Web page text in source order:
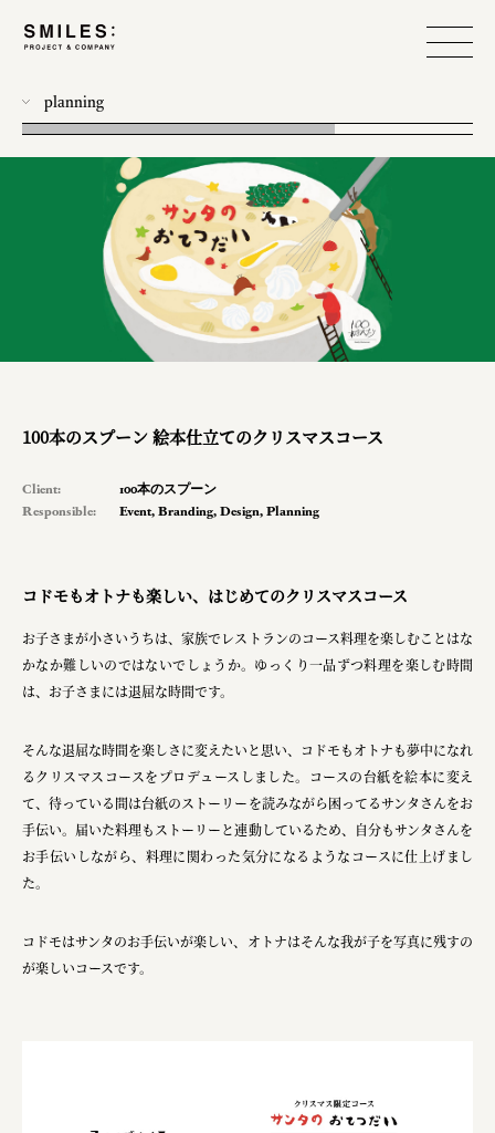
planning
all
workshop
food design
web
pr
Smiles
Soup Stock Tokyo
キリンホールディングス株式会社
ソロフレッシュコーヒーシステム株式会社
ピジョン株式会社
複合的な形式で実施
100本のスプーン 絵本仕立てのクリスマスコース
Client:
100本のスプーン
Responsible:
Event,Branding,Design,Planning
コドモもオトナも楽しい、はじめてのクリスマスコース
お子さまが小さいうちは、家族でレストランのコース料理を楽しむことはな
かなか難しいのではないでしょうか。ゆっくり一品ずつ料理を楽しむ時間
は、お子さまには退屈な時間です。
そんな退屈な時間を楽しさに変えたいと思い、コドモもオトナも夢中になれ
るクリスマスコースをプロデュースしました。コースの台紙を絵本に変え
て、待っている間は台紙のストーリーを読みながら困ってるサンタさんをお
手伝い。届いた料理もストーリーと連動しているため、自分もサンタさんを
お手伝いしながら、料理に関わった気分になるようなコースに仕上げまし
た。
コドモはサンタのお手伝いが楽しい、オトナはそんな我が子を写真に残すの
が楽しいコースです。